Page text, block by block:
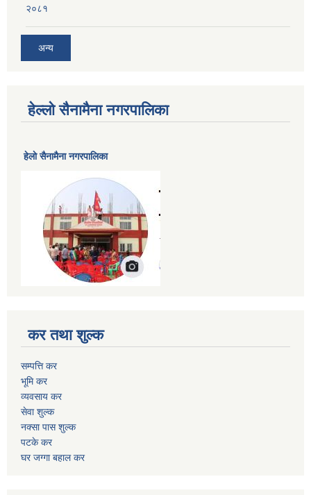
२०८१
अन्य
हेल्लो सैनामैना नगरपालिका
हेलाे सैनामैना नगरपालिका
कर तथा शुल्क
सम्पत्ति कर
भूमि कर
व्यवसाय कर
सेवा शुल्क
नक्सा पास शुल्क
पटके कर
घर जग्गा बहाल कर